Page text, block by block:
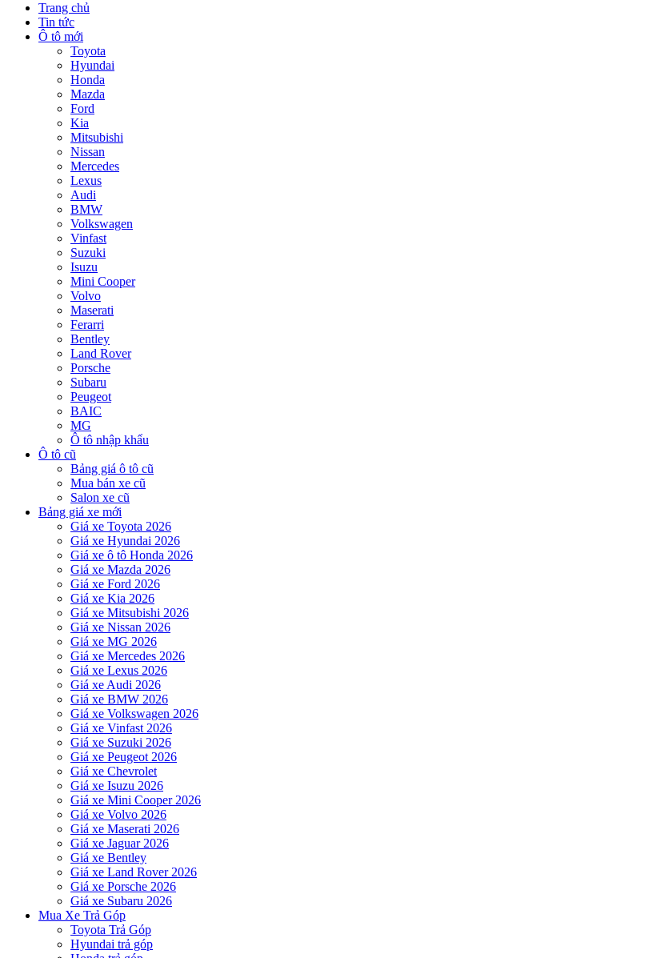
Trang chủ
Tin tức
Ô tô mới
Toyota
Hyundai
Honda
Mazda
Ford
Kia
Mitsubishi
Nissan
Mercedes
Lexus
Audi
BMW
Volkswagen
Vinfast
Suzuki
Isuzu
Mini Cooper
Volvo
Maserati
Ferarri
Bentley
Land Rover
Porsche
Subaru
Peugeot
BAIC
MG
Ô tô nhập khẩu
Ô tô cũ
Bảng giá ô tô cũ
Mua bán xe cũ
Salon xe cũ
Bảng giá xe mới
Giá xe Toyota 2026
Giá xe Hyundai 2026
Giá xe ô tô Honda 2026
Giá xe Mazda 2026
Giá xe Ford 2026
Giá xe Kia 2026
Giá xe Mitsubishi 2026
Giá xe Nissan 2026
Giá xe MG 2026
Giá xe Mercedes 2026
Giá xe Lexus 2026
Giá xe Audi 2026
Giá xe BMW 2026
Giá xe Volkswagen 2026
Giá xe Vinfast 2026
Giá xe Suzuki 2026
Giá xe Peugeot 2026
Giá xe Chevrolet
Giá xe Isuzu 2026
Giá xe Mini Cooper 2026
Giá xe Volvo 2026
Giá xe Maserati 2026
Giá xe Jaguar 2026
Giá xe Bentley
Giá xe Land Rover 2026
Giá xe Porsche 2026
Giá xe Subaru 2026
Mua Xe Trả Góp
Toyota Trả Góp
Hyundai trả góp